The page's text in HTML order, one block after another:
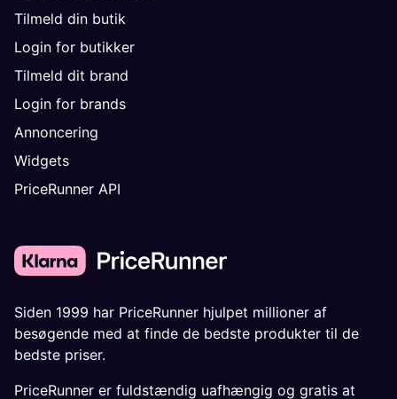
Tilmeld din butik
Login for butikker
Tilmeld dit brand
Login for brands
Annoncering
Widgets
PriceRunner API
Siden 1999 har PriceRunner hjulpet millioner af
besøgende med at finde de bedste produkter til de
bedste priser.
PriceRunner er fuldstændig uafhængig og gratis at